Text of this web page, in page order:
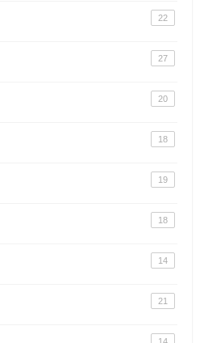
22
27
20
18
19
18
14
21